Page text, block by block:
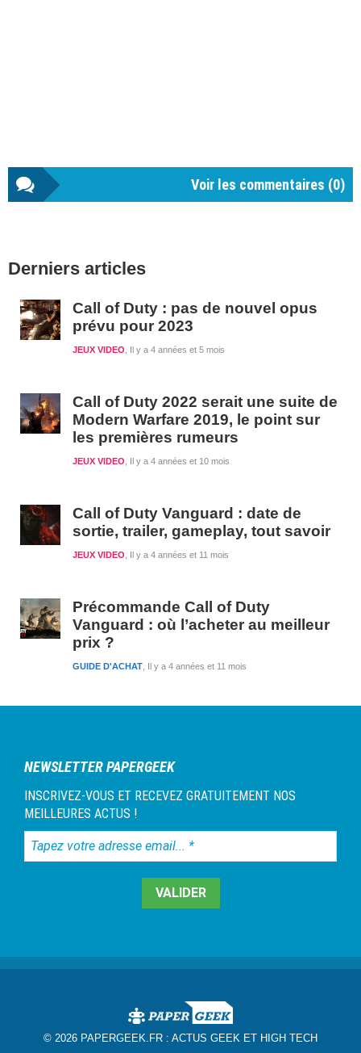
Voir les commentaires (0)
latérale
Derniers articles
Call of Duty : pas de nouvel opus
prévu pour 2023
Il y a 4 années et 5 mois
JEUX VIDEO
Call of Duty 2022 serait une suite de
Modern Warfare 2019, le point sur
les premières rumeurs
Il y a 4 années et 10 mois
JEUX VIDEO
Call of Duty Vanguard : date de
sortie, trailer, gameplay, tout savoir
Il y a 4 années et 11 mois
JEUX VIDEO
Précommande Call of Duty
Vanguard : où l’acheter au meilleur
prix ?
Il y a 4 années et 11 mois
GUIDE D'ACHAT
NEWSLETTER PAPERGEEK
INSCRIVEZ-VOUS ET RECEVEZ GRATUITEMENT NOS
MEILLEURES ACTUS !
Tapez
votre
© 2026 PAPERGEEK.FR : ACTUS GEEK ET HIGH TECH